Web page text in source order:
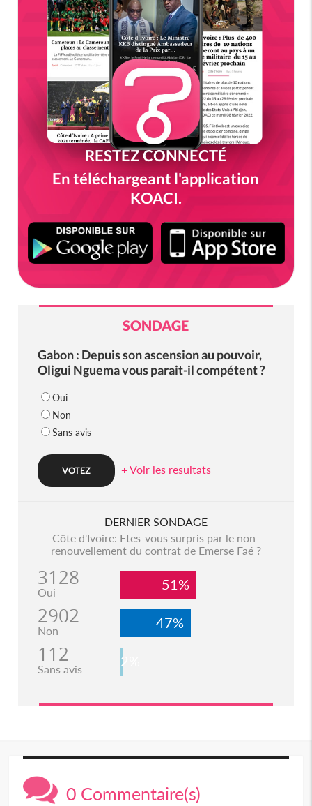
RESTEZ CONNECTÉ
En téléchargeant l'application
KOACI.
SONDAGE
Gabon : Depuis son ascension au pouvoir,
Oligui Nguema vous parait-il compétent ?
Oui
Non
Sans avis
+ Voir les resultats
DERNIER SONDAGE
Côte d'Ivoire: Etes-vous surpris par le non-
renouvellement du contrat de Emerse Faé ?
3128
Oui 51%
2902
Non 47%
112
Sans avis 2%
0 Commentaire(s)